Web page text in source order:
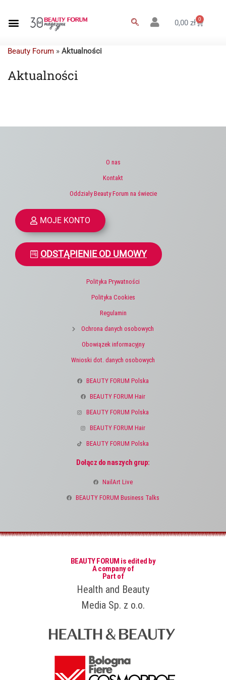
0,00zł 0
Beauty Forum » Aktualności
Aktualności
O nas
Kontakt
Oddziały Beauty Forum na świecie
MOJE KONTO
ODSTĄPIENIE OD UMOWY
Polityka Prywatności
Polityka Cookies
Regulamin
Ochrona danych osobowych
Obowiązek informacyjny
Wnioski dot. danych osobowych
BEAUTY FORUM Polska
BEAUTY FORUM Hair
BEAUTY FORUM Polska
BEAUTY FORUM Hair
BEAUTY FORUM Polska
Dołącz do naszych grup:
NailArt Live
BEAUTY FORUM Business Talks
BEAUTY FORUM is edited by
A company of
Part of
Health and Beauty
Media Sp. z o.o.